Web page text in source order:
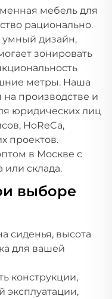
мебель для
рационально.
дизайн,
зонировать
метры. Наша
производстве и
юридических лиц
HoReCa,
проектов.
в Москве с
или склада.
выборе
сиденья, высота
для вашей
конструкции,
эксплуатации,